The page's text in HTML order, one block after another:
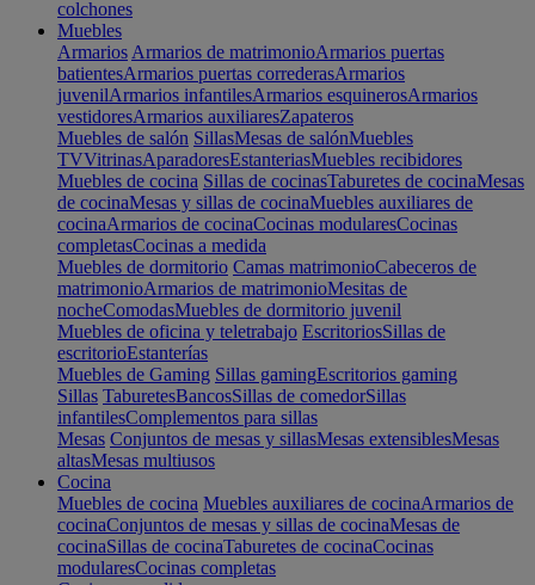
colchones
Muebles
Armarios Armarios de matrimonioArmarios puertas
batientesArmarios puertas correderasArmarios
juvenilArmarios infantilesArmarios esquinerosArmarios
vestidoresArmarios auxiliaresZapateros
Muebles de salón SillasMesas de salónMuebles
TVVitrinasAparadoresEstanteriasMuebles recibidores
Muebles de cocina Sillas de cocinasTaburetes de cocinaMesas
de cocinaMesas y sillas de cocinaMuebles auxiliares de
cocinaArmarios de cocinaCocinas modularesCocinas
completasCocinas a medida
Muebles de dormitorio Camas matrimonioCabeceros de
matrimonioArmarios de matrimonioMesitas de
nocheComodasMuebles de dormitorio juvenil
Muebles de oficina y teletrabajo EscritoriosSillas de
escritorioEstanterías
Muebles de Gaming Sillas gamingEscritorios gaming
Sillas TaburetesBancosSillas de comedorSillas
infantilesComplementos para sillas
Mesas Conjuntos de mesas y sillasMesas extensiblesMesas
altasMesas multiusos
Cocina
Muebles de cocina Muebles auxiliares de cocinaArmarios de
cocinaConjuntos de mesas y sillas de cocinaMesas de
cocinaSillas de cocinaTaburetes de cocinaCocinas
modularesCocinas completas